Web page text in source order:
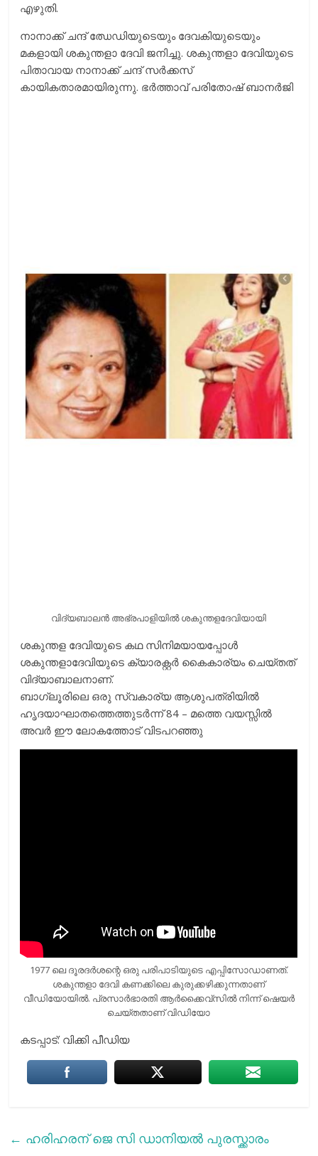
എഴുതി.
നാനാക്ക് ചന്ദ് ഝേഡിയുടെയും ദേവകിയുടെയും
മകളായി ശകുന്തളാ ദേവി ജനിച്ചു. ശകുന്തളാ ദേവിയുടെ
പിതാവായ നാനാക്ക് ചന്ദ് സർക്കസ്
കായികതാരമായിരുന്നു. ഭര്‍ത്താവ് പരിതോഷ് ബാനര്‍ജി
വിദ്യബാലന്‍ അഭ്രപാളിയില്‍ ശകുന്തളദേവിയായി
ശകുന്തള ദേവിയുടെ കഥ സിനിമയായപ്പോള്‍
ശകുന്തളാദേവിയുടെ ക്യാരക്റ്റര്‍ കൈകാര്യം ചെയ്തത്
വിദ്യാബാലനാണ്.
ബാഗ്ലൂരിലെ ഒരു സ്വകാര്യ ആശുപത്രിയിൽ
ഹൃദയാഘാതത്തെത്തുടർന്ന് 84 – മത്തെ വയസ്സിൽ
അവര്‍ ഈ ലോകത്തോട് വിടപറഞ്ഞു
1977 ലെ ദൂരദര്‍ശന്റെ ഒരു പരിപാടിയുടെ എപ്പിസോഡാണത്.
ശകുന്തളാ ദേവി കണക്കിലെ കുരുക്കഴിക്കുന്നതാണ്
വീഡിയോയില്‍. പ്രസാര്‍ഭാരതി ആര്‍ക്കൈവ്‌സില്‍ നിന്ന് ഷെയര്‍
ചെയ്തതാണ് വിഡിയോ
കടപ്പാട്: വിക്കി പീഡിയ
← ഹരിഹരന് ജെ സി ഡാനിയൽ പുരസ്ക്കാരം